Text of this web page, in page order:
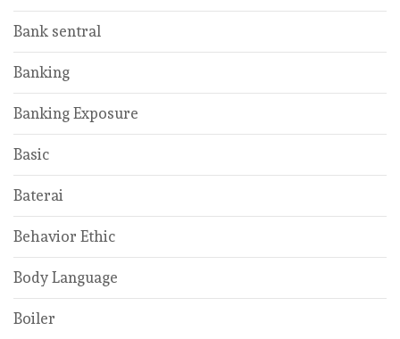
Bank sentral
Banking
Banking Exposure
Basic
Baterai
Behavior Ethic
Body Language
Boiler